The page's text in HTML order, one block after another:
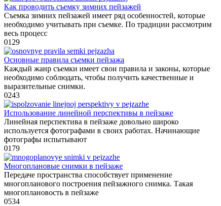
Как проводить съемку зимних пейзажей
Съемка зимних пейзажей имеет ряд особенностей, которые
необходимо учитывать при съемке. По традиции рассмотрим
весь процесс
0129
Основные правила съемки пейзажа
Каждый жанр съемки имеет свои правила и законы, которые
необходимо соблюдать, чтобы получить качественные и
выразительные снимки.
0243
Использование линейной перспективы в пейзаже
Линейная перспектива в пейзаже довольно широко
используется фотографами в своих работах. Начинающие
фотографы испытывают
0179
Многоплановые снимки в пейзаже
Передаче пространства способствует применение
многопланового построения пейзажного снимка. Такая
многоплановость в пейзаже
0534